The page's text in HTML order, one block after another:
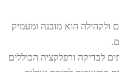
ולקהילה הוא מובנה ומעמיק
לבדיקה ורפלקציה הכוללים